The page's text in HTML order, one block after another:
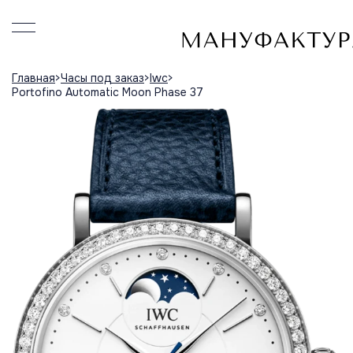
Главная Часы под заказ Iwc
Portofino Automatic Moon Phase 37